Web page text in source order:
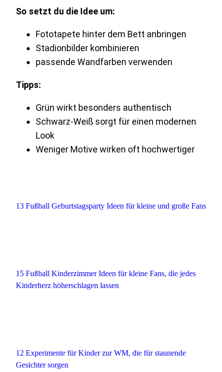
So setzt du die Idee um:
Fototapete hinter dem Bett anbringen
Stadionbilder kombinieren
passende Wandfarben verwenden
Tipps:
Grün wirkt besonders authentisch
Schwarz-Weiß sorgt für einen modernen
Look
Weniger Motive wirken oft hochwertiger
13 Fußball Geburtstagsparty Ideen für kleine und große Fans
15 Fußball Kinderzimmer Ideen für kleine Fans, die jedes
Kinderherz höherschlagen lassen
12 Experimente für Kinder zur WM, die für staunende
Gesichter sorgen